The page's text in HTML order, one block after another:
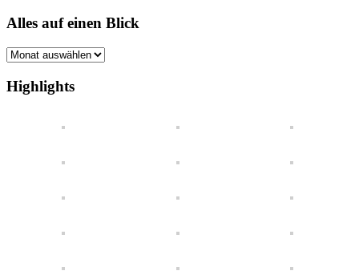
Alles auf einen Blick
Alles
einen
Blick
Highlights